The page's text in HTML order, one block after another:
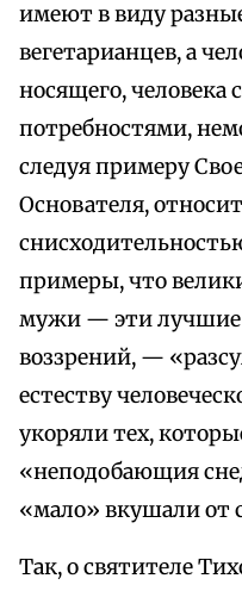
имеют в виду
вегетарианцев, а
носящего, человека
потребностями,
следуя примеру
Основателя,
примеры, что
мужи — эти лучшие
воззрений, —
естеству
укоряли тех,
«неподобающия
«мало» вкушали от
Так, о святителе